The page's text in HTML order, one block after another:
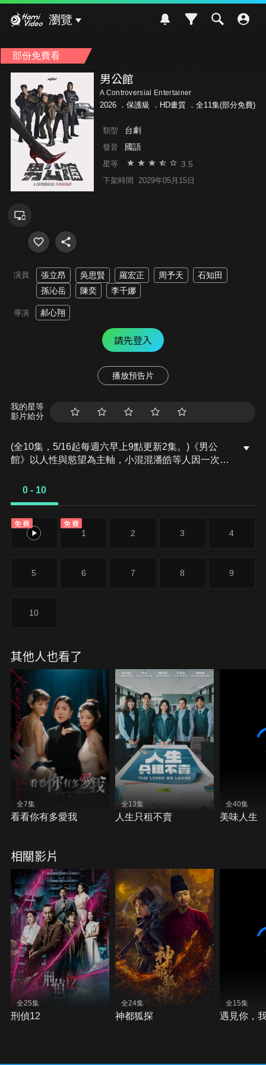
瀏覽
部份免費看
男公館
A Controversial Entertainer
2026 ． 保護級 ．HD畫質 ．全11集(部分免費)
類型 台劇
發音 國語
星等 3.5
下架時間 2029年05月15日
演員 張立昂 吳思賢 羅宏正 周予天
石知田
孫沁岳
陳奕 李千娜
導演 郝心翔
請先登入
播放預告片
我的星等
影片給分
(全10集，5/16起每週六早上9點更新2集。)《男公
館》以人性與慾望為主軸，小混混潘皓等人因一次鑽
麗轉身成為紅牌男公關的黑色喜劇。由張立昂、吳思
琹、林輝瑝聯合演出。
0 - 10
免費
0
免費
1 2 3 4
5 6 7 8 9
10
其他人也看了
全7集
看看你有多愛我
全13集
人生只租不賣
全40集
美味人生
相關影片
全25集
刑偵12
全24集
神都狐探
全15集
遇見你，